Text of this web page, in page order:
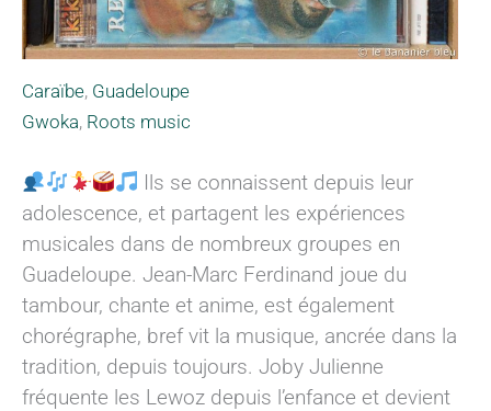
Caraïbe, Guadeloupe
Gwoka, Roots music
Ils se connaissent depuis leur
adolescence, et partagent les expériences
musicales dans de nombreux groupes en
Guadeloupe. Jean-Marc Ferdinand joue du
tambour, chante et anime, est également
chorégraphe, bref vit la musique, ancrée dans la
tradition, depuis toujours. Joby Julienne
fréquente les Lewoz depuis l’enfance et devient